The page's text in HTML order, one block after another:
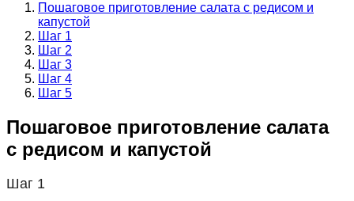
Пошаговое приготовление салата с редисом и
капустой
Шаг 1
Шаг 2
Шаг 3
Шаг 4
Шаг 5
Пошаговое приготовление салата
с редисом и капустой
Шаг 1